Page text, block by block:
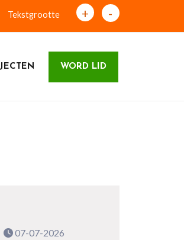
Tekstgrootte + -
WORD LID
07-07-2026